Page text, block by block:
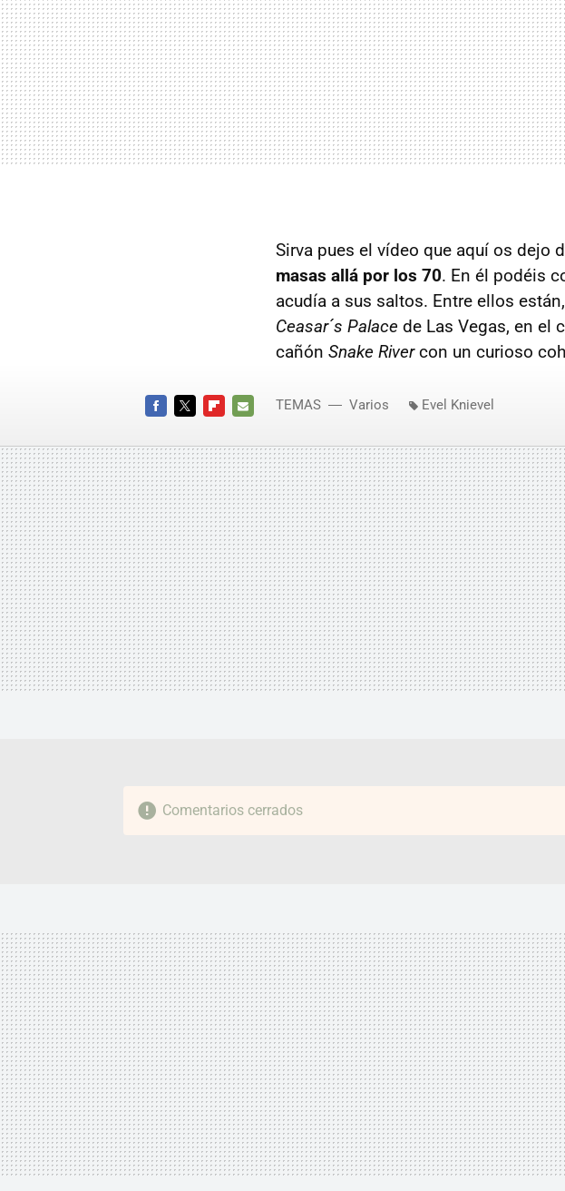
Sirva pues el vídeo que aquí os dejo
masas allá por los 70. En él podéis
acudía a sus saltos. Entre ellos
Ceasar´s Palace de Las Vegas, en el
cañón Snake Rivercon un curioso
MAIL
TEMAS Varios Evel Knievel
Comentarios cerrados